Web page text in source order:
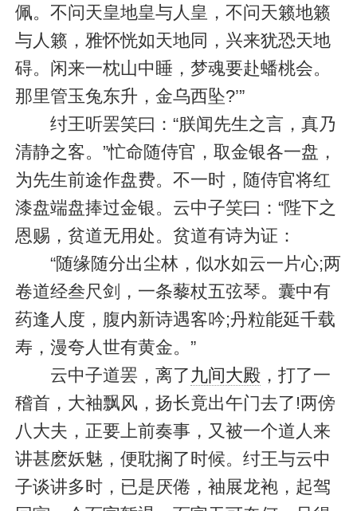
佩。不问天皇地皇与人皇，不问天籁地籁
与人籁，雅怀恍如天地同，兴来犹恐天地
碍。闲来一枕山中睡，梦魂要赴蟠桃会。
那里管玉兔东升，金乌西坠?’”
纣王听罢笑曰：“朕闻先生之言，真乃
清静之客。”忙命随侍官，取金银各一盘，
为先生前途作盘费。不一时，随侍官将红
漆盘端盘捧过金银。云中子笑曰：“陛下之
恩赐，贫道无用处。贫道有诗为证：
“随缘随分出尘林，似水如云一片心;两
卷道经叁尺剑，一条藜杖五弦琴。囊中有
药逢人度，腹内新诗遇客吟;丹粒能延千载
寿，漫夸人世有黄金。”
云中子道罢，离了 九间大殿，打了一
稽首，大袖飘风，扬长竟出午门去了!两傍
八大夫，正要上前奏事，又被一个道人来
讲甚麽妖魅，便耽搁了时候。纣王与云中
子谈讲多时，已是厌倦，袖展龙袍，起驾